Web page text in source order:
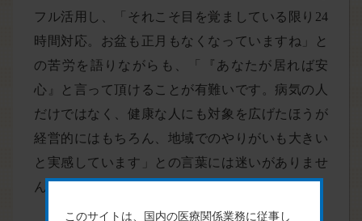
フル活用し、「それこそ目を覚ましている限り24
時間対応。お盆も正月もなくなっていますね」と
の苦労を語りながらも、「『あなたが居れば安
心』と言って頂けることが有難いです。病気の人
だけではなく、健康な人にも対象を広げたほうが
経営的にはもちろん、地域でのやりがいも大きい
と実感しています」との言葉には迷いがありませ
ん。